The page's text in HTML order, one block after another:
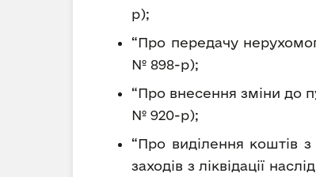
р);
“Про передачу
№ 898-р);
“Про внесення зміни до
№ 920-р);
“Про виділення коштів
заходів з ліквідації